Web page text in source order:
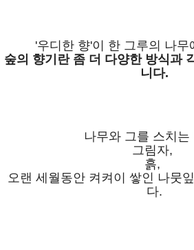
'우디한 향'이 한 그루의 나무
숲의 향기란 좀 더 다양한 방식과
니다.
나무와 그를 스치는
그림자,
흙,
오랜 세월동안 켜켜이 쌓인 나뭇
다.